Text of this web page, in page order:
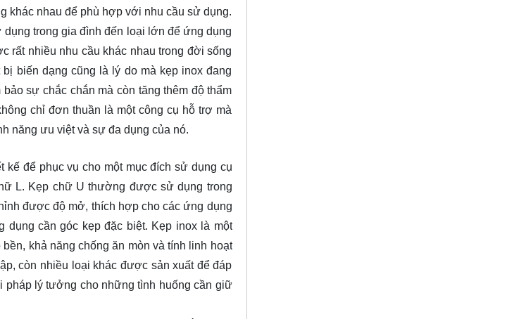
khác nhau để phù hợp với nhu cầu sử dụng.
trong gia đình đến loại lớn để ứng dụng
rất nhiều nhu cầu khác nhau trong đời sống
biến dạng cũng là lý do mà kẹp inox đang
sự chắc chắn mà còn tăng thêm độ thẩm
chỉ đơn thuần là một công cụ hỗ trợ mà
năng ưu việt và sự đa dụng của nó.
để phục vụ cho một mục đích sử dụng cụ
L. Kẹp chữ U thường được sử dụng trong
được độ mở, thích hợp cho các ứng dụng
cần góc kẹp đặc biệt. Kẹp inox là một
khả năng chống ăn mòn và tính linh hoạt
còn nhiều loại khác được sản xuất để đáp
pháp lý tưởng cho những tình huống cần giữ